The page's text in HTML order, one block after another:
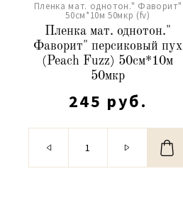
Пленка мат. однотон." Фаворит"
50см*10м 50мкр (fv)
Пленка мат. однотон."
Фаворит" персиковый пух
(Peach Fuzz) 50см*10м
50мкр
245 руб.